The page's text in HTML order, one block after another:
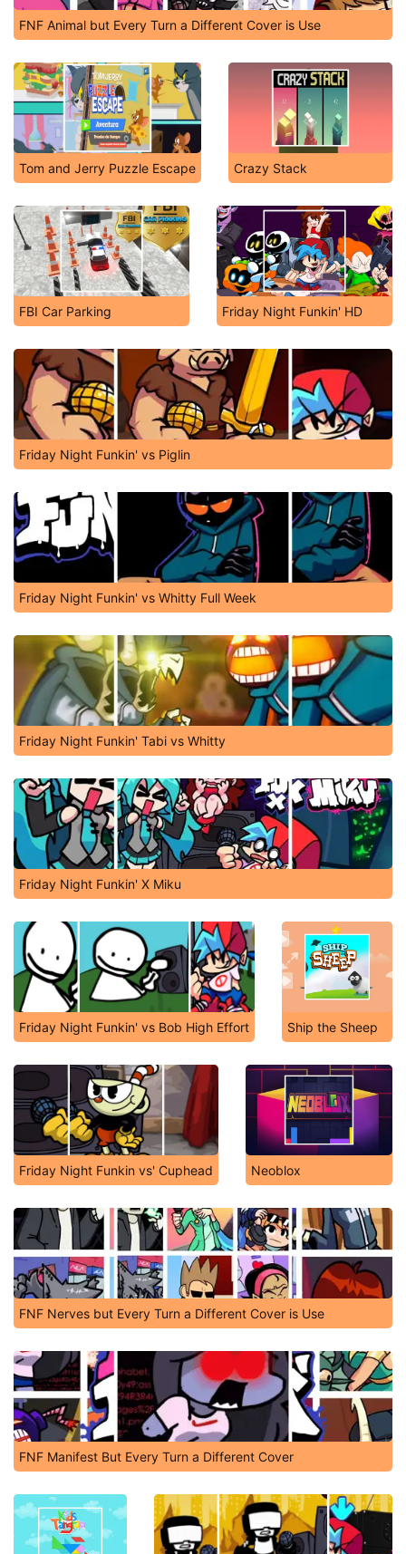
FNF Animal but Every Turn a Different Cover is Use
Tom and Jerry Puzzle Escape Crazy Stack
FBI Car Parking Friday Night Funkin' HD
Friday Night Funkin' vs Piglin
Friday Night Funkin' vs Whitty Full Week
Friday Night Funkin' Tabi vs Whitty
Friday Night Funkin' X Miku
Friday Night Funkin' vs Bob High Effort Ship the Sheep
Friday Night Funkin vs' Cuphead Neoblox
FNF Nerves but Every Turn a Different Cover is Use
FNF Manifest But Every Turn a Different Cover